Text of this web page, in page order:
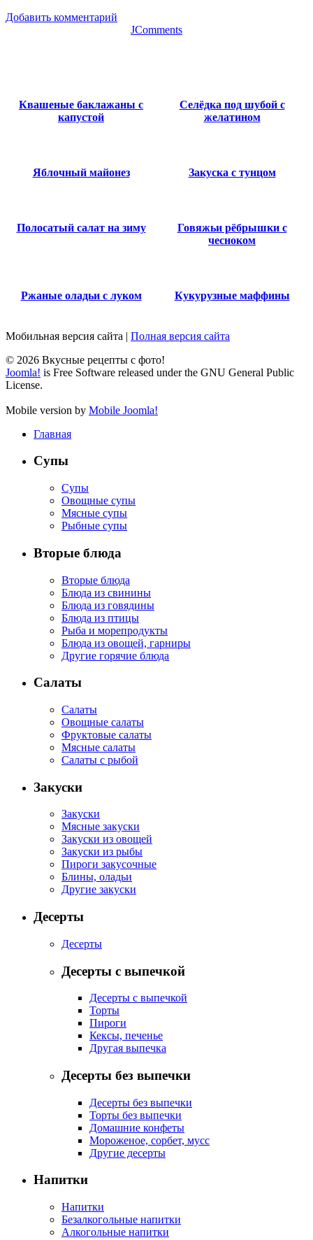
Добавить комментарий
JComments
Квашеные баклажаны с
капустой
Селёдка под шубой с
желатином
Яблочный майонез Закуска с тунцом
Полосатый салат на зиму
Говяжьи рёбрышки с
чесноком
Ржаные оладьи с луком Кукурузные маффины
Мобильная версия сайта | Полная версия сайта
© 2026 Вкусные рецепты с фото!
Joomla! is Free Software released under the GNU General Public
License.
Mobile version by Mobile Joomla!
Главная
Супы
Супы
Овощные супы
Мясные супы
Рыбные супы
Вторые блюда
Вторые блюда
Блюда из свинины
Блюда из говядины
Блюда из птицы
Рыба и морепродукты
Блюда из овощей, гарниры
Другие горячие блюда
Салаты
Салаты
Овощные салаты
Фруктовые салаты
Мясные салаты
Салаты с рыбой
Закуски
Закуски
Мясные закуски
Закуски из овощей
Закуски из рыбы
Пироги закусочные
Блины, оладьи
Другие закуски
Десерты
Десерты
Десерты с выпечкой
Десерты с выпечкой
Торты
Пироги
Кексы, печенье
Другая выпечка
Десерты без выпечки
Десерты без выпечки
Торты без выпечки
Домашние конфеты
Мороженое, сорбет, мусс
Другие десерты
Напитки
Напитки
Безалкогольные напитки
Алкогольные напитки